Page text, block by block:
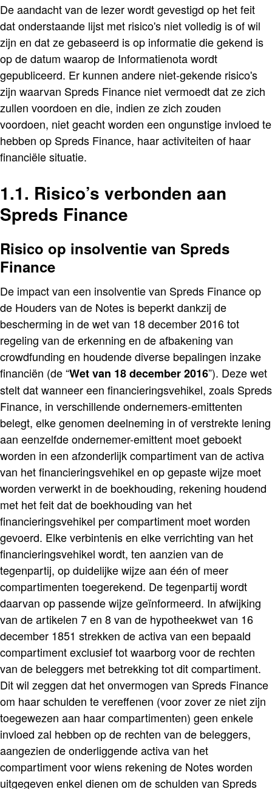
De aandacht van de lezer wordt gevestigd op het feit
dat onderstaande lijst met risico's niet volledig is of wil
zijn en dat ze gebaseerd is op informatie die gekend is
op de datum waarop de Informatienota wordt
gepubliceerd. Er kunnen andere niet-gekende risico's
zijn waarvan Spreds Finance niet vermoedt dat ze zich
zullen voordoen en die, indien ze zich zouden
voordoen, niet geacht worden een ongunstige invloed te
hebben op Spreds Finance, haar activiteiten of haar
financiële situatie.
1.1. Risico’s verbonden aan
Spreds Finance
Risico op insolventie van Spreds
Finance
De impact van een insolventie van Spreds Finance op
de Houders van de Notes is beperkt dankzij de
bescherming in de wet van 18 december 2016 tot
regeling van de erkenning en de afbakening van
crowdfunding en houdende diverse bepalingen inzake
financiën (de “Wet van 18 december 2016”). Deze wet
stelt dat wanneer een financieringsvehikel, zoals Spreds
Finance, in verschillende ondernemers-emittenten
belegt, elke genomen deelneming in of verstrekte lening
aan eenzelfde ondernemer-emittent moet geboekt
worden in een afzonderlijk compartiment van de activa
van het financieringsvehikel en op gepaste wijze moet
worden verwerkt in de boekhouding, rekening houdend
met het feit dat de boekhouding van het
financieringsvehikel per compartiment moet worden
gevoerd. Elke verbintenis en elke verrichting van het
financieringsvehikel wordt, ten aanzien van de
tegenpartij, op duidelijke wijze aan één of meer
compartimenten toegerekend. De tegenpartij wordt
daarvan op passende wijze geïnformeerd. In afwijking
van de artikelen 7 en 8 van de hypotheekwet van 16
december 1851 strekken de activa van een bepaald
compartiment exclusief tot waarborg voor de rechten
van de beleggers met betrekking tot dit compartiment.
Dit wil zeggen dat het onvermogen van Spreds Finance
om haar schulden te vereffenen (voor zover ze niet zijn
toegewezen aan haar compartimenten) geen enkele
invloed zal hebben op de rechten van de beleggers,
aangezien de onderliggende activa van het
compartiment voor wiens rekening de Notes worden
uitgegeven enkel dienen om de schulden van Spreds